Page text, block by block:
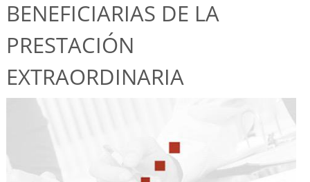
BENEFICIARIAS DE LA
PRESTACIÓN
EXTRAORDINARIA